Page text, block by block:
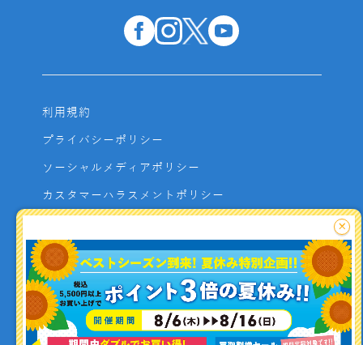
利用規約
プライバシーポリシー
ソーシャルメディアポリシー
カスタマーハラスメントポリシー
よくあるご質問
お問い合わせ
利用者資金の保全方法
×